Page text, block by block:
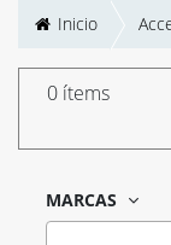
Inicio
0 ítems
MARCAS